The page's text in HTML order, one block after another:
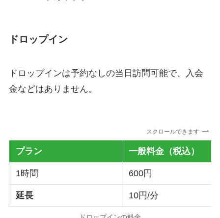
ドロップイン
ドロップインは予約なしの当日訪問可能で、入会
金などはありません。
スクロールできます
プラン 一般料金 （税込）
1時間 600円
延長 10円/分